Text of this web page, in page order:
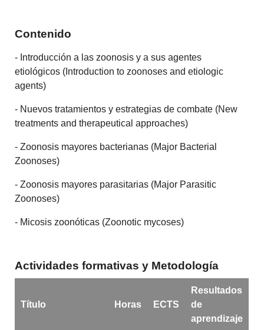
Contenido
- Introducción a las zoonosis y a sus agentes
etiológicos (Introduction to zoonoses and etiologic
agents)
- Nuevos tratamientos y estrategias de combate (New
treatments and therapeutical approaches)
- Zoonosis mayores bacterianas (Major Bacterial
Zoonoses)
- Zoonosis mayores parasitarias (Major Parasitic
Zoonoses)
- Micosis zoonóticas (Zoonotic mycoses)
Actividades formativas y Metodología
Título Horas ECTS
Resultados
de
aprendizaje